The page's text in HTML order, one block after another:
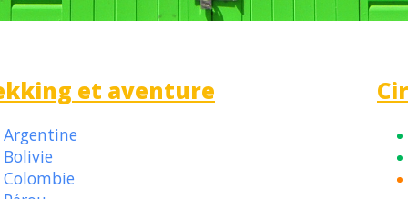
et aventure
Argentine
Bolivie
Colombie